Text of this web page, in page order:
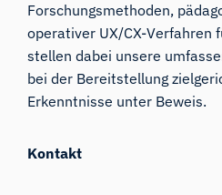
Forschungsmethoden,
operativer UX/CX-Verfahren
stellen dabei unsere
bei der Bereitstellung
Erkenntnisse unter Beweis.
Kontakt